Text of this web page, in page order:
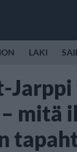
LAKI
mitä